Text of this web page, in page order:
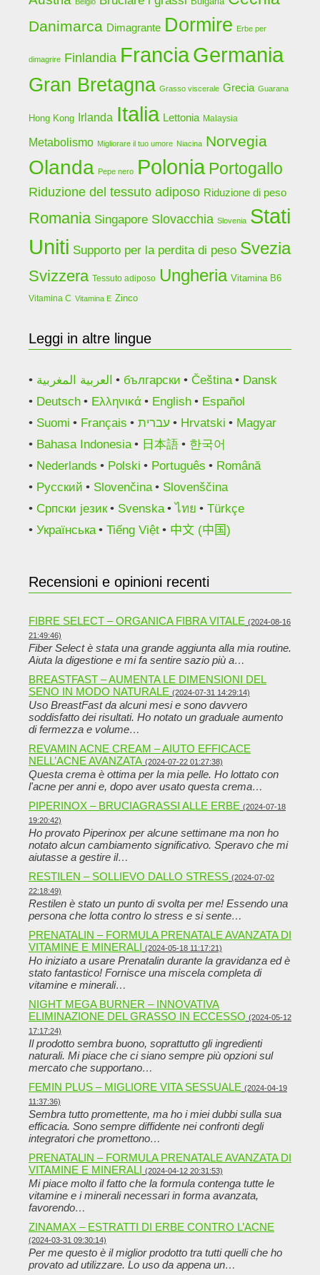
Danimarca Dimagrante Dormire Erbe per
dimagrire Finlandia FranciaGermania
Gran Bretagna Grasso viscerale Grecia Guarana
Hong Kong Irlanda Italia Lettonia Malaysia
Metabolismo Migliorare il tuo umore Niacina Norvegia
Olanda Pepe nero Polonia Portogallo
Riduzione del tessuto adiposo Riduzione di peso
Romania Singapore Slovacchia Slovenia Stati
Uniti Supporto per la perdita di peso Svezia
Svizzera Tessuto adiposo Ungheria Vitamina B6
Vitamina C Vitamina E Zinco
Leggi in altre lingue
العربية المغربية български Čeština
Dansk
Deutsch
Ελληνικά English
Español
Suomi
Français עברית Hrvatski
Magyar
Bahasa Indonesia
日本語
한국어
Nederlands
Polski Português
Română
Русский
Slovenčina
Slovenščina
Српски језик
Svenska ไทย
Türkçe
Українська
Tiếng Việt 中文 (中国)
Recensioni e opinioni recenti
FIBRE SELECT – ORGANICA FIBRA VITALE (2024-08-16
21:49:46)
Fiber Select è stata una grande aggiunta alla mia routine.
Aiuta la digestione e mi fa sentire sazio più a…
BREASTFAST – AUMENTA LE DIMENSIONI DEL
SENO IN MODO NATURALE (2024-07-31 14:29:14)
Uso BreastFast da alcuni mesi e sono davvero
soddisfatto dei risultati. Ho notato un graduale aumento
di fermezza e volume…
REVAMIN ACNE CREAM – AIUTO EFFICACE
NELL’ACNE AVANZATA (2024-07-22 01:27:38)
Questa crema è ottima per la mia pelle. Ho lottato con
l'acne per anni e, dopo aver usato questa crema…
PIPERINOX – BRUCIAGRASSI ALLE ERBE (2024-07-18
19:20:42)
Ho provato Piperinox per alcune settimane ma non ho
notato alcun cambiamento significativo. Speravo che mi
aiutasse a gestire il…
RESTILEN – SOLLIEVO DALLO STRESS (2024-07-02
22:18:49)
Restilen è stato un punto di svolta per me! Essendo una
persona che lotta contro lo stress e si sente…
PRENATALIN – FORMULA PRENATALE AVANZATA DI
VITAMINE E MINERALI (2024-05-18 11:17:21)
Ho iniziato a usare Prenatalin durante la gravidanza ed è
stato fantastico! Fornisce una miscela completa di
vitamine e minerali…
NIGHT MEGA BURNER – INNOVATIVA
ELIMINAZIONE DEL GRASSO IN ECCESSO (2024-05-12
17:17:24)
Il prodotto sembra buono, soprattutto gli ingredienti
naturali. Mi piace che ci siano sempre più opzioni sul
mercato che supportano…
FEMIN PLUS – MIGLIORE VITA SESSUALE (2024-04-19
11:37:36)
Sembra tutto promettente, ma ho i miei dubbi sulla sua
efficacia. Sono sempre diffidente nei confronti degli
integratori che promettono…
PRENATALIN – FORMULA PRENATALE AVANZATA DI
VITAMINE E MINERALI (2024-04-12 20:31:53)
Mi piace molto il fatto che la formula contenga tutte le
vitamine e i minerali necessari in forma avanzata,
favorendo…
ZINAMAX – ESTRATTI DI ERBE CONTRO L’ACNE
(2024-03-31 09:30:14)
Per me questo è il miglior prodotto tra tutti quelli che ho
provato ad utilizzare. Lo uso da appena un…